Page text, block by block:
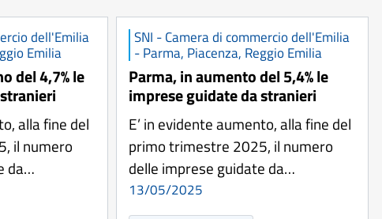
dell'Emilia
Emilia
del 4,7% le
alla fine del
il numero
da…
SNI - Camera di commercio dell'Emilia
- Parma, Piacenza, Reggio Emilia
Parma, in aumento del 5,4% le
imprese guidate da stranieri
E’ in evidente aumento, alla fine del
primo trimestre 2025, il numero
delle imprese guidate da…
13/05/2025